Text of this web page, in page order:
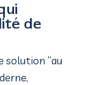
de
solution “au